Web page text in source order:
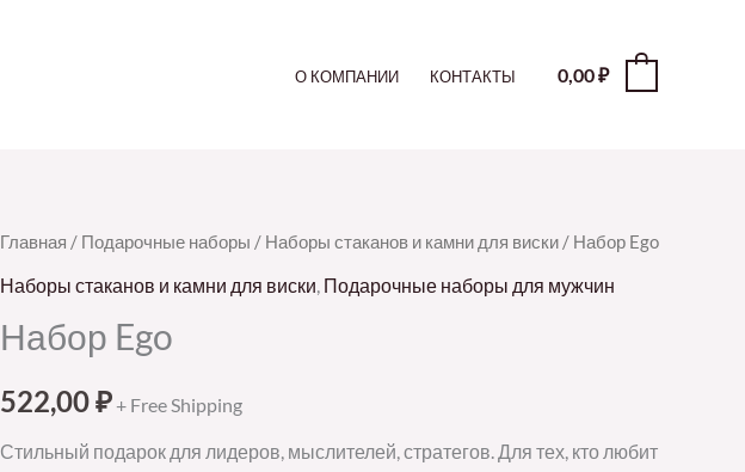
О КОМПАНИИ КОНТАКТЫ 0,00₽
Главная / Подарочные наборы / Наборы стаканов и камни для виски / Набор Ego
Наборы стаканов и камни для виски Подарочные наборы для мужчин
Набор Ego
522,00₽ + Free Shipping
Стильный подарок для лидеров, мыслителей, стратегов. Для тех, кто любит
Количество
товара
Ego